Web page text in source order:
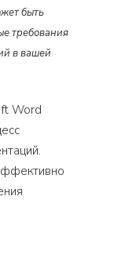
быть
требования
в вашей
Word